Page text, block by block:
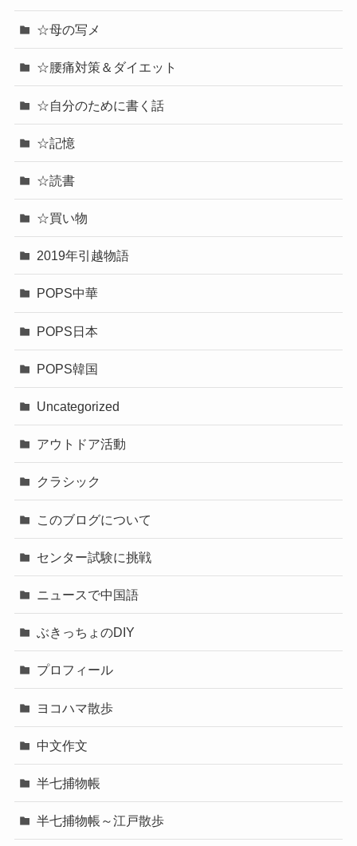
☆母の写メ
☆腰痛対策＆ダイエット
☆自分のために書く話
☆記憶
☆読書
☆買い物
2019年引越物語
POPS中華
POPS日本
POPS韓国
Uncategorized
アウトドア活動
クラシック
このブログについて
センター試験に挑戦
ニュースで中国語
ぶきっちょのDIY
プロフィール
ヨコハマ散歩
中文作文
半七捕物帳
半七捕物帳～江戸散歩